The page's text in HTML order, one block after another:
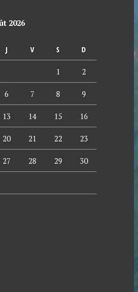
2026
J V S D
1 2
6 7 8 9
13 14 15 16
20 21 22 23
27 28 29 30